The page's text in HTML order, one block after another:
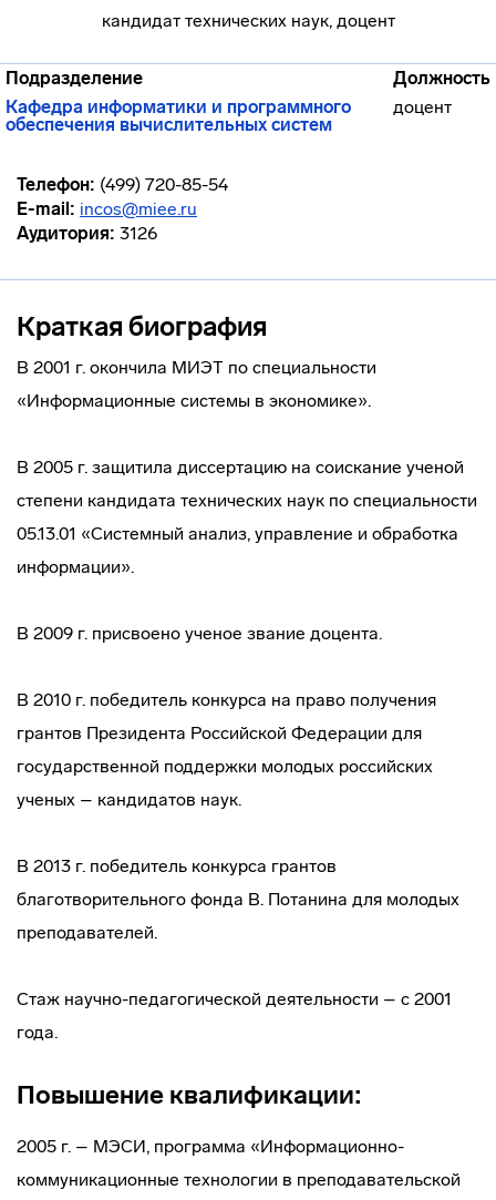
кандидат технических наук, доцент
Подразделение
Должность
Кафедра информатики и программного
обеспечения вычислительных систем
доцент
Телефон: (499) 720-85-54
E-mail: incos@miee.ru
Аудитория: 3126
Краткая биография
В 2001 г. окончила МИЭТ по специальности
«Информационные системы в экономике».
В 2005 г. защитила диссертацию на соискание ученой
степени кандидата технических наук по специальности
05.13.01 «Системный анализ, управление и обработка
информации».
В 2009 г. присвоено ученое звание доцента.
В 2010 г. победитель конкурса на право получения
грантов Президента Российской Федерации для
государственной поддержки молодых российских
ученых – кандидатов наук.
В 2013 г. победитель конкурса грантов
благотворительного фонда В. Потанина для молодых
преподавателей.
Стаж научно-педагогической деятельности – с 2001
года.
Повышение квалификации:
2005 г. – МЭСИ, программа «Информационно-
коммуникационные технологии в преподавательской